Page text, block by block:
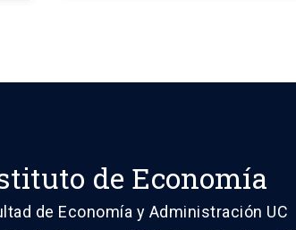
de Economía
de Economía y Administración UC